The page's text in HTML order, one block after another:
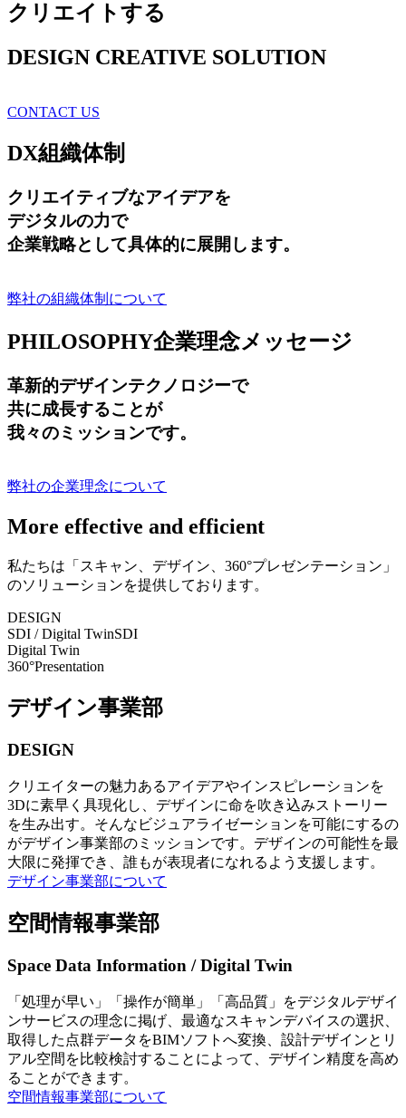
クリエイトする
DESIGN CREATIVE SOLUTION
CONTACT US
DX組織体制
クリエイティブなアイデアを
デジタルの力で
企業戦略として具体的に展開します。
弊社の組織体制について
PHILOSOPHY企業理念メッセージ
革新的デザインテクノロジーで
共に成長することが
我々のミッションです。
弊社の企業理念について
More effective and efficient
私たちは「スキャン、デザイン、360°プレゼンテーション」
のソリューションを提供しております。
DESIGN
SDI / Digital TwinSDI
Digital Twin
360°Presentation
デザイン事業部
DESIGN
クリエイターの魅力あるアイデアやインスピレーションを
3Dに素早く具現化し、デザインに命を吹き込みストーリー
を生み出す。そんなビジュアライゼーションを可能にするの
がデザイン事業部のミッションです。デザインの可能性を最
大限に発揮でき、誰もが表現者になれるよう支援します。
デザイン事業部について
空間情報事業部
Space Data Information / Digital Twin
「処理が早い」「操作が簡単」「高品質」をデジタルデザイ
ンサービスの理念に掲げ、最適なスキャンデバイスの選択、
取得した点群データをBIMソフトへ変換、設計デザインとリ
アル空間を比較検討することによって、デザイン精度を高め
ることができます。
空間情報事業部について